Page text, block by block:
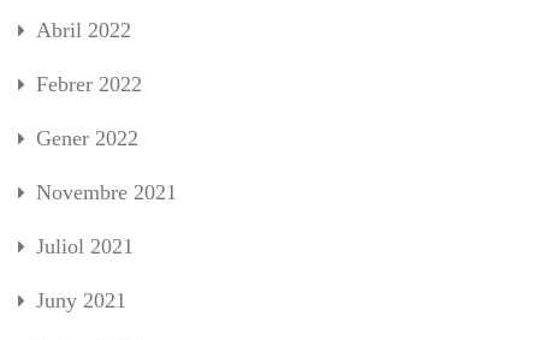
Abril 2022
Febrer 2022
Gener 2022
Novembre 2021
Juliol 2021
Juny 2021